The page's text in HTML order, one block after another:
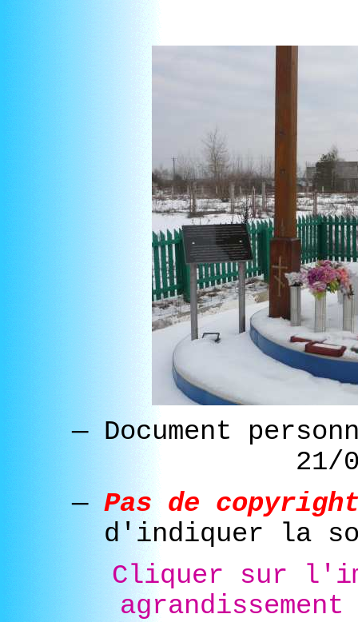
—Document
21/
— Pas de
d'indiquer la
Cliquer sur